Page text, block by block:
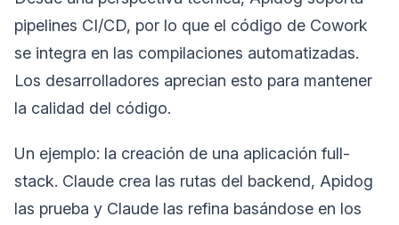
pipelines CI/CD, por lo que el código de Cowork
se integra en las compilaciones automatizadas.
Los desarrolladores aprecian esto para mantener
la calidad del código.
Un ejemplo: la creación de una aplicación full-
stack. Claude crea las rutas del backend, Apidog
las prueba y Claude las refina basándose en los